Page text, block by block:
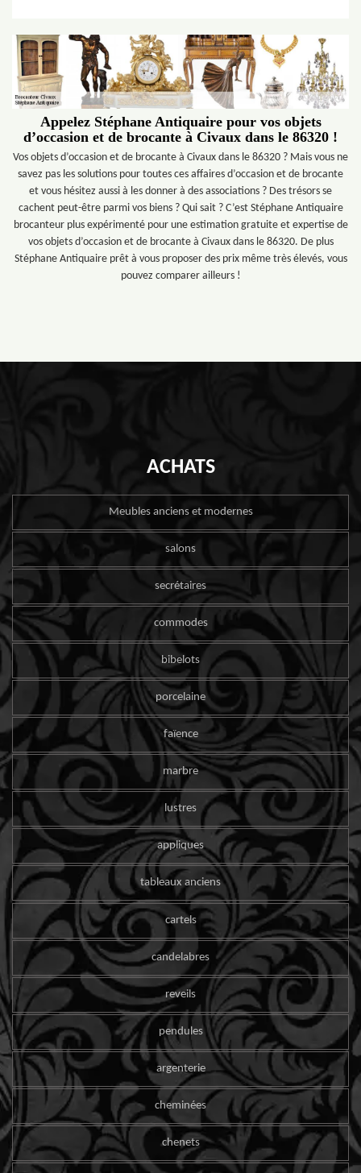
Appelez Stéphane Antiquaire pour vos objets
d’occasion et de brocante à Civaux dans le 86320 !
Vos objets d’occasion et de brocante à Civaux dans le 86320 ? Mais vous ne
savez pas les solutions pour toutes ces affaires d’occasion et de brocante
et vous hésitez aussi à les donner à des associations ? Des trésors se
cachent peut-être parmi vos biens ? Qui sait ? C’est Stéphane Antiquaire
brocanteur plus expérimenté pour une estimation gratuite et expertise de
vos objets d’occasion et de brocante à Civaux dans le 86320. De plus
Stéphane Antiquaire prêt à vous proposer des prix même très élevés, vous
pouvez comparer ailleurs !
ACHATS
Meubles anciens et modernes
salons
secrétaires
commodes
bibelots
porcelaine
faïence
marbre
lustres
appliques
tableaux anciens
cartels
candelabres
reveils
pendules
argenterie
cheminées
chenets